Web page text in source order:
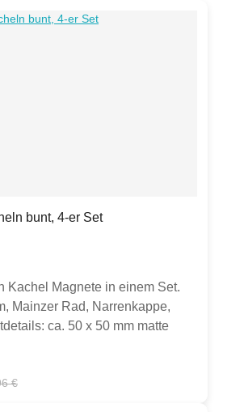
bunt, 4-er Set
Kachel Magnete in einem Set.
Mainzer Rad, Narrenkappe,
ca. 50 x 50 mm matte
zum Sammeln
Preis:
€